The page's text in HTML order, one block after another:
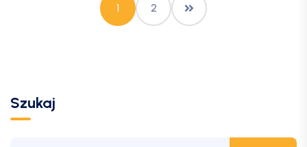
1 2
Szukaj